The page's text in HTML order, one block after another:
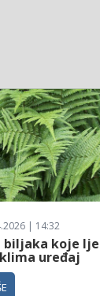
| 14:32
biljaka koje
uređaj